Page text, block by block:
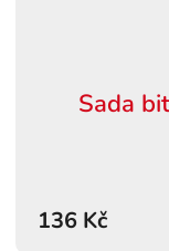
Sada
136 Kč